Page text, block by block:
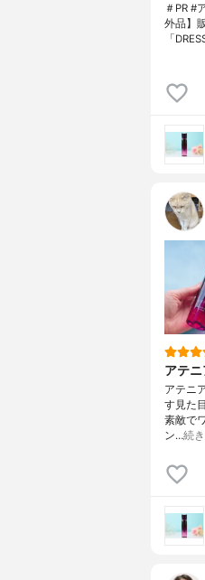
＃PR #
外品】
「
アテ
アテニ
す見た
素敵で
ン…続